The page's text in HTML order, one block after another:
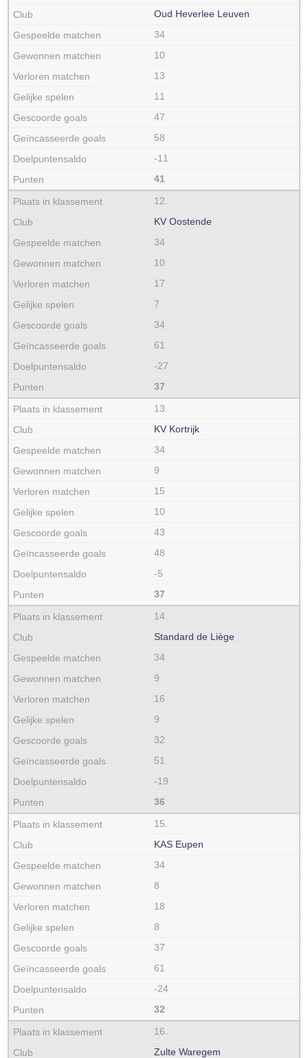
Oud Heverlee Leuven
34
10
13
11
47
58
-11
41
12.
KV Oostende
34
10
17
7
34
61
-27
37
13.
KV Kortrijk
34
9
15
10
43
48
-5
37
14.
Standard de Liège
34
9
16
9
32
51
-19
36
15.
KAS Eupen
34
8
18
8
37
61
-24
32
16.
Zulte Waregem